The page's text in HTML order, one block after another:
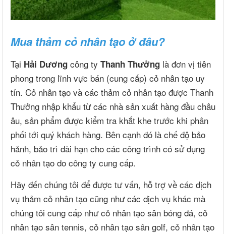
Mua thảm cỏ nhân tạo ở đâu?
Tại Hải Dương công ty Thanh Thưởng là đơn vị tiên
phong trong lĩnh vực bán (cung cấp) cỏ nhân tạo uy
tín. Cỏ nhân tạo và các thảm cỏ nhân tạo được Thanh
Thưởng nhập khẩu từ các nhà sản xuất hàng đầu châu
âu, sản phẩm được kiểm tra khắt khe trước khi phân
phối tới quý khách hàng. Bên cạnh đó là chế độ bảo
hảnh, bảo trì dài hạn cho các công trình có sử dụng
cỏ nhân tạo do công ty cung cấp.
Hãy đến chúng tôi để được tư vấn, hỗ trợ về các dịch
vụ thảm cỏ nhân tạo cũng như các dịch vụ khác mà
chúng tôi cung cấp như cỏ nhân tạo sân bóng đá, cỏ
nhân tạo sân tennis, cỏ nhân tạo sân golf, cỏ nhân tạo